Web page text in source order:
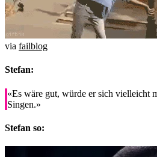
via failblog
Stefan:
«Es wäre gut, würde er sich vielleicht
Singen.»
Stefan so: